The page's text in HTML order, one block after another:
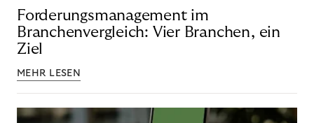
Forderungsmanagement im
Branchenvergleich: Vier Branchen, ein
Ziel
MEHR LESEN